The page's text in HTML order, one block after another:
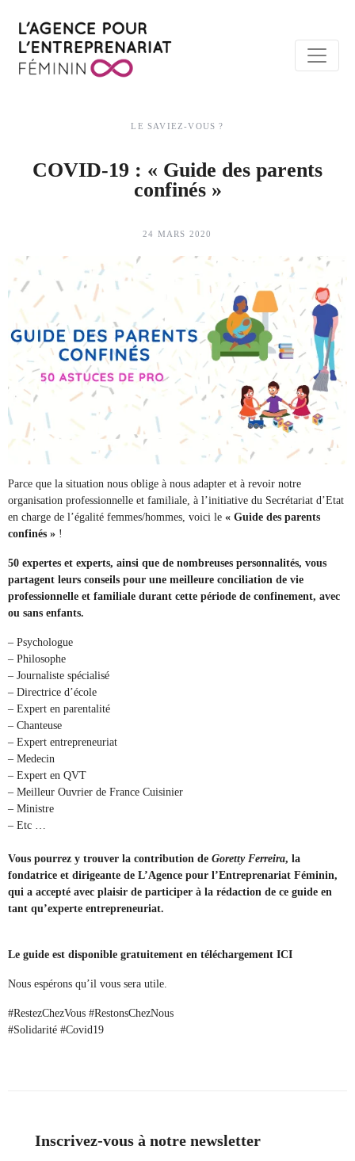
LE SAVIEZ-VOUS ?
COVID-19 : « Guide des parents
confinés »
24 MARS 2020
Parce que la situation nous oblige à nous adapter et à revoir notre
organisation professionnelle et familiale, à l’initiative du Secrétariat d’Etat
en charge de l’égalité femmes/hommes, voici le « Guide des parents
confinés » !
50 expertes et experts, ainsi que de nombreuses personnalités, vous
partagent leurs conseils pour une meilleure conciliation de vie
professionnelle et familiale durant cette période de confinement, avec
ou sans enfants.
– Psychologue
– Philosophe
– Journaliste spécialisé
– Directrice d’école
– Expert en parentalité
– Chanteuse
– Expert entrepreneuriat
– Medecin
– Expert en QVT
– Meilleur Ouvrier de France Cuisinier
– Ministre
– Etc …
Vous pourrez y trouver la contribution de Goretty Ferreira, la
fondatrice et dirigeante de L’Agence pour l’Entreprenariat Féminin,
qui a accepté avec plaisir de participer à la rédaction de ce guide en
tant qu’experte entrepreneuriat.
Le guide est disponible gratuitement en téléchargement ICI
Nous espérons qu’il vous sera utile.
#RestezChezVous #RestonsChezNous
#Solidarité #Covid19
Inscrivez-vous à notre newsletter